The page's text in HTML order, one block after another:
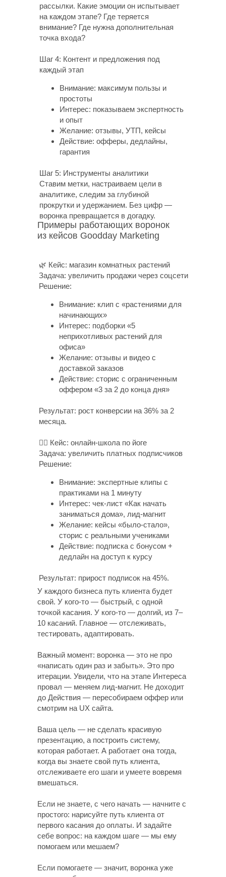
рассылки. Какие эмоции он испытывает
на каждом этапе? Где теряется
внимание? Где нужна дополнительная
точка входа?
Шаг 4: Контент и предложения под
каждый этап
Внимание: максимум пользы и
простоты
Интерес: показываем экспертность
и опыт
Желание: отзывы, УТП, кейсы
Действие: офферы, дедлайны,
гарантия
Шаг 5: Инструменты аналитики
Ставим метки, настраиваем цели в
аналитике, следим за глубиной
прокрутки и удержанием. Без цифр —
воронка превращается в догадку.
🌿 Кейс: магазин комнатных растений
Задача: увеличить продажи через соцсети
Решение:
Внимание: клип с «растениями для
начинающих»
Интерес: подборки «5
неприхотливых растений для
офиса»
Желание: отзывы и видео с
доставкой заказов
Действие: сторис с ограниченным
оффером «3 за 2 до конца дня»
Результат: рост конверсии на 36% за 2
месяца.
🧘‍♀️ Кейс: онлайн-школа по йоге
Задача: увеличить платных подписчиков
Решение:
Внимание: экспертные клипы с
практиками на 1 минуту
Интерес: чек-лист «Как начать
заниматься дома», лид-магнит
Желание: кейсы «было-стало»,
сторис с реальными учениками
Действие: подписка с бонусом +
дедлайн на доступ к курсу
Результат: прирост подписок на 45%.
У каждого бизнеса путь клиента будет
свой. У кого-то — быстрый, с одной
точкой касания. У кого-то — долгий, из 7–
10 касаний. Главное — отслеживать,
тестировать, адаптировать.
Важный момент: воронка — это не про
«написать один раз и забыть». Это про
итерации. Увидели, что на этапе Интереса
провал — меняем лид-магнит. Не доходит
до Действия — пересобираем оффер или
смотрим на UX сайта.
Ваша цель — не сделать красивую
презентацию, а построить систему,
которая работает. А работает она тогда,
когда вы знаете свой путь клиента,
отслеживаете его шаги и умеете вовремя
вмешаться.
Если не знаете, с чего начать — начните с
простого: нарисуйте путь клиента от
первого касания до оплаты. И задайте
себе вопрос: на каждом шаге — мы ему
помогаем или мешаем?
Если помогаете — значит, воронка уже
Примеры работающих воронок
из кейсов Goodday Marketing